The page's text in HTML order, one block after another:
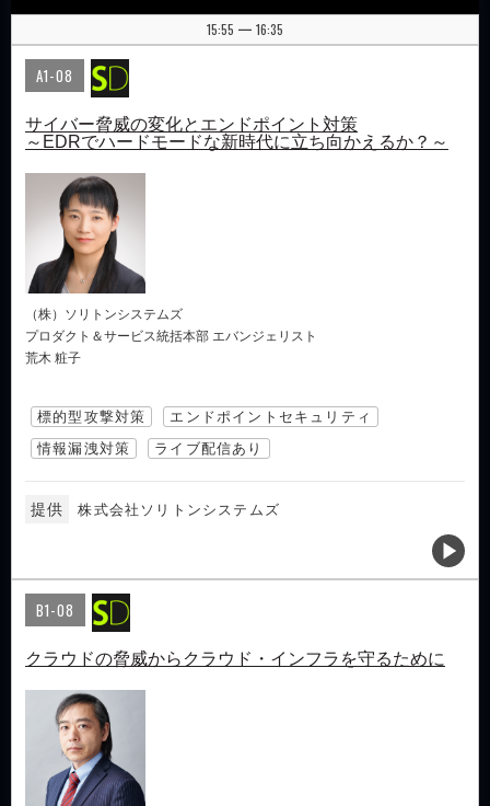
15:55 | 16:35
A1-08
サイバー脅威の変化とエンドポイント対策
～EDRでハードモードな新時代に立ち向かえるか？～
（株）ソリトンシステムズ
プロダクト＆サービス統括本部 エバンジェリスト
荒木 粧子
標的型攻撃対策
エンドポイントセキュリティ
情報漏洩対策
ライブ配信あり
提供 株式会社ソリトンシステムズ
B1-08
クラウドの脅威からクラウド・インフラを守るために